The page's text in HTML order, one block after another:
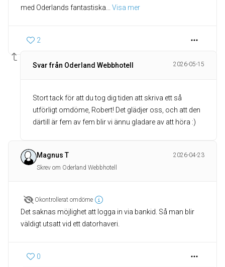
med Oderlands fantastiska
Visa mer
2
Svar från Oderland Webbhotell 2026-05-15
Stort tack för att du tog dig tiden att skriva ett så
utförligt omdöme, Robert! Det glädjer oss, och att den
därtill är fem av fem blir vi ännu gladare av att höra :)
Magnus T
2026-04-23
Skrev om Oderland Webbhotell
Okontrollerat omdöme
Det saknas möjlighet att logga in via bankid. Så man blir
väldigt utsatt vid ett datorhaveri.
0